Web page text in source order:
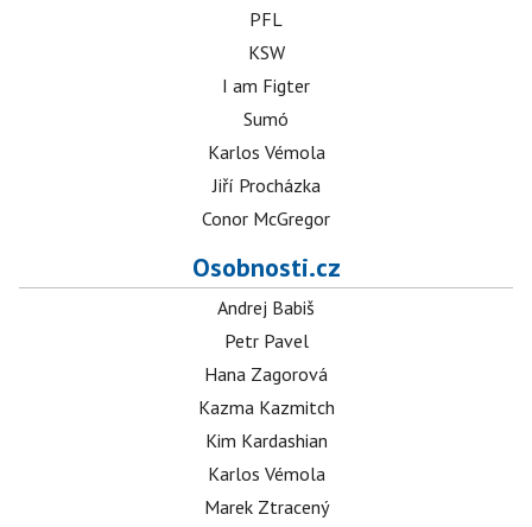
PFL
KSW
I am Figter
Sumó
Karlos Vémola
Jiří Procházka
Conor McGregor
Osobnosti.cz
Andrej Babiš
Petr Pavel
Hana Zagorová
Kazma Kazmitch
Kim Kardashian
Karlos Vémola
Marek Ztracený